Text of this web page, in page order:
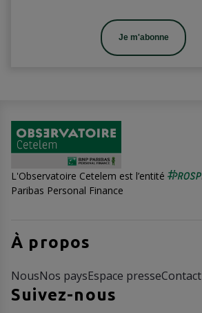
Je m'abonne
L'Observatoire Cetelem est l’entité
Paribas Personal Finance
À propos
NousNos paysEspace presseContact
Suivez-nous